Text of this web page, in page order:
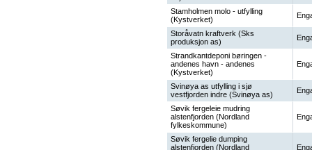
Stamholmen molo - utfylling
(Kystverket)
Storåvatn kraftverk (Sks
produksjon as)
Strandkantdeponi børingen -
andenes havn - andenes
(Kystverket)
Svinøya as utfylling i sjø
vestfjorden indre (Svinøya as)
Søvik fergeleie mudring
alstenfjorden (Nordland
fylkeskommune)
Søvik fergelie dumping
alstenfjorden (Nordland